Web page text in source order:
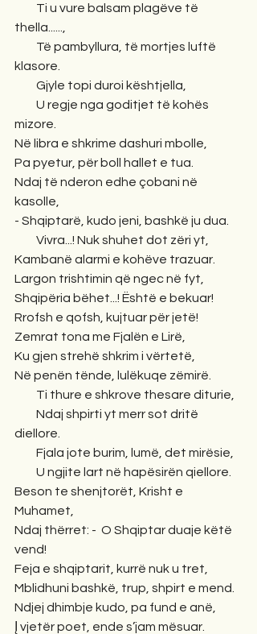
Ti u vure balsam plagëve të
thella......,
Të pambyllura, të mortjes luftë
klasore.
Gjyle topi duroi kështjella,
U regje nga goditjet të kohës
mizore.
Në libra e shkrime dashuri mbolle,
Pa pyetur, për boll hallet e tua.
Ndaj të nderon edhe çobani në
kasolle,
- Shqiptarë, kudo jeni, bashkë ju dua.
Vivra...! Nuk shuhet dot zëri yt,
Kambanë alarmi e kohëve trazuar.
Largon trishtimin që ngec në fyt,
Shqipëria bëhet...! Është e bekuar!
Rrofsh e qofsh, kujtuar për jetë!
Zemrat tona me Fjalën e Lirë,
Ku gjen strehë shkrim i vërtetë,
Në penën tënde, lulëkuqe zëmirë.
Ti thure e shkrove thesare diturie,
Ndaj shpirti yt merr sot dritë
diellore.
Fjala jote burim, lumë, det mirësie,
U ngjite lart në hapësirën qiellore.
Beson te shenjtorët, Krisht e
Muhamet,
Ndaj thërret: -  O Shqiptar duaje këtë
vend!
Feja e shqiptarit, kurrë nuk u tret,
Mblidhuni bashkë, trup, shpirt e mend.
Ndjej dhimbje kudo, pa fund e anë,
Į vjetër poet, ende s’jam mësuar.